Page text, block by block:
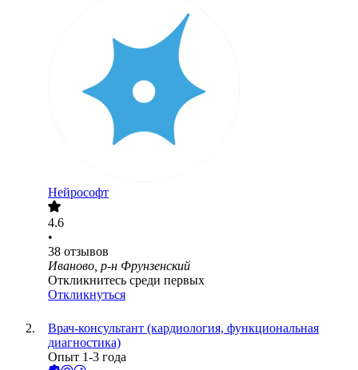
Нейрософт
4.6
•
38 отзывов
Иваново, р-н Фрунзенский
Откликнитесь среди первых
Откликнуться
Врач-консультант (кардиология, функциональная
диагностика)
Опыт 1-3 года